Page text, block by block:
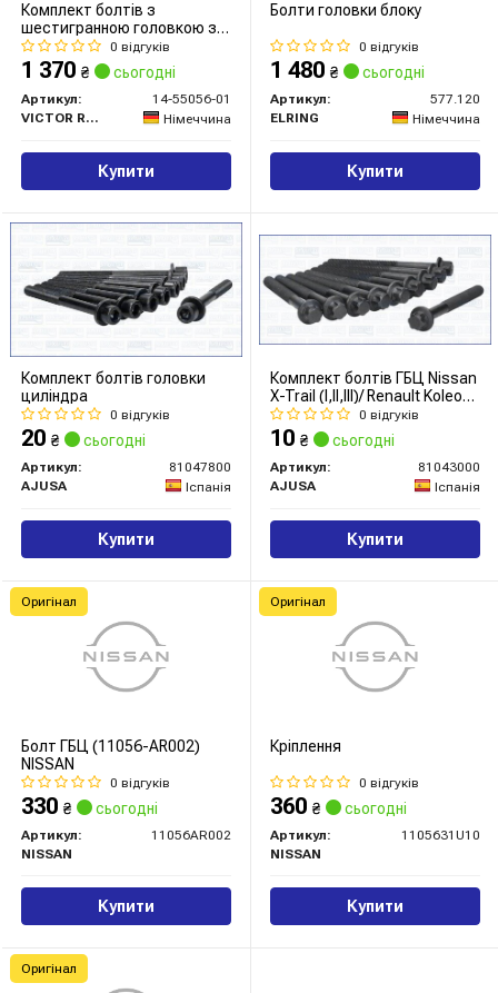
Комплект болтів з
шестигранною головкою з
чорного металу0 відгуків
1 370 ₴ сьогодні
Артикул:
14-55056-01
VICTOR REINZ
Німеччина
Купити
Болти головки блоку
0 відгуків
1 480 ₴ сьогодні
Артикул:
577.120
ELRING
Німеччина
Купити
Комплект болтів головки
циліндра
0 відгуків
20 ₴ сьогодні
Артикул:
81047800
AJUSA
Іспанія
Купити
Комплект болтів ГБЦ Nissan
X-Trail (I,II,III)/ Renault Koleos I
2.5i (81043000) Ajusa
0 відгуків
10 ₴ сьогодні
Артикул:
81043000
AJUSA
Іспанія
Купити
Болт ГБЦ (11056-AR002)
NISSAN
0 відгуків
330 ₴ сьогодні
Артикул:
11056AR002
NISSAN
Купити
Оригінал
Кріплення
0 відгуків
360 ₴ сьогодні
Артикул:
1105631U10
NISSAN
Купити
Оригінал
Оригінал